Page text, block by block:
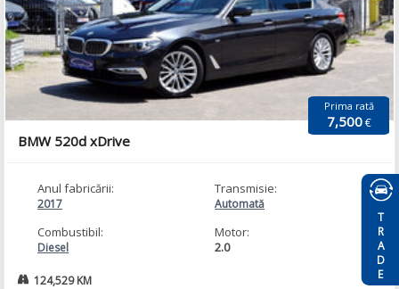
TRADE
Prima rată
7,500€
BMW 520d xDrive
Anul fabricării:
2017
Transmisie:
Automată
Combustibil:
Diesel
Motor:
2.0
124,529 KM